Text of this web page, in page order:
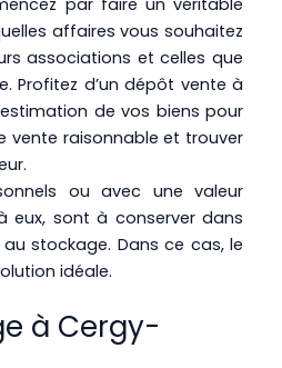
par faire un véritable
affaires vous souhaitez
associations et celles que
Profitez d’un dépôt vente à
de vos biens pour
vente raisonnable et trouver
ou avec une valeur
eux, sont à conserver dans
stockage. Dans ce cas, le
idéale.
à Cergy-